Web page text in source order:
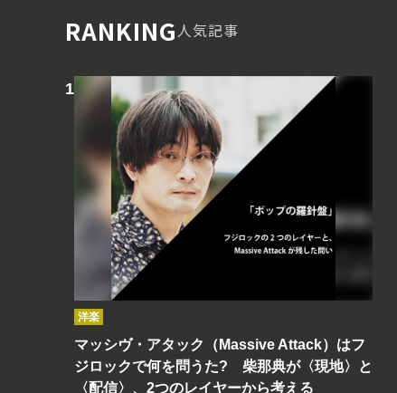
RANKING人気記事
洋楽
マッシヴ・アタック（Massive Attack）はフ
ジロックで何を問うた? 柴那典が〈現地〉と
〈配信〉、2つのレイヤーから考える